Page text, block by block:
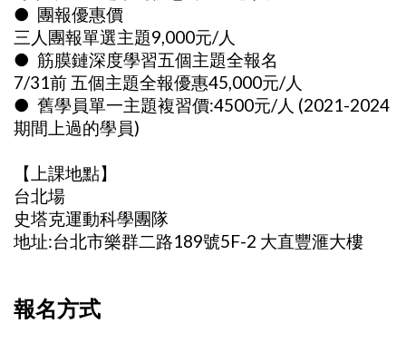
● 團報優惠價
三人團報單選主題9,000元/人
● 筋膜鏈深度學習五個主題全報名
7/31前 五個主題全報優惠45,000元/人
● 舊學員單一主題複習價:4500元/人 (2021-2024
期間上過的學員)
【上課地點】
台北場
史塔克運動科學團隊
地址:台北市樂群二路189號5F-2 大直豐滙大樓
報名方式